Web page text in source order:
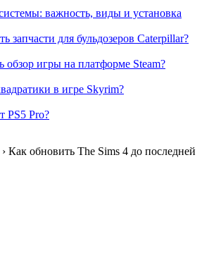
важность, виды и установка
запчасти для бульдозеров Caterpillar?
обзор игры на платформе Steam?
в игре Skyrim?
PS5 Pro?
› Как обновить The Sims 4 до последней